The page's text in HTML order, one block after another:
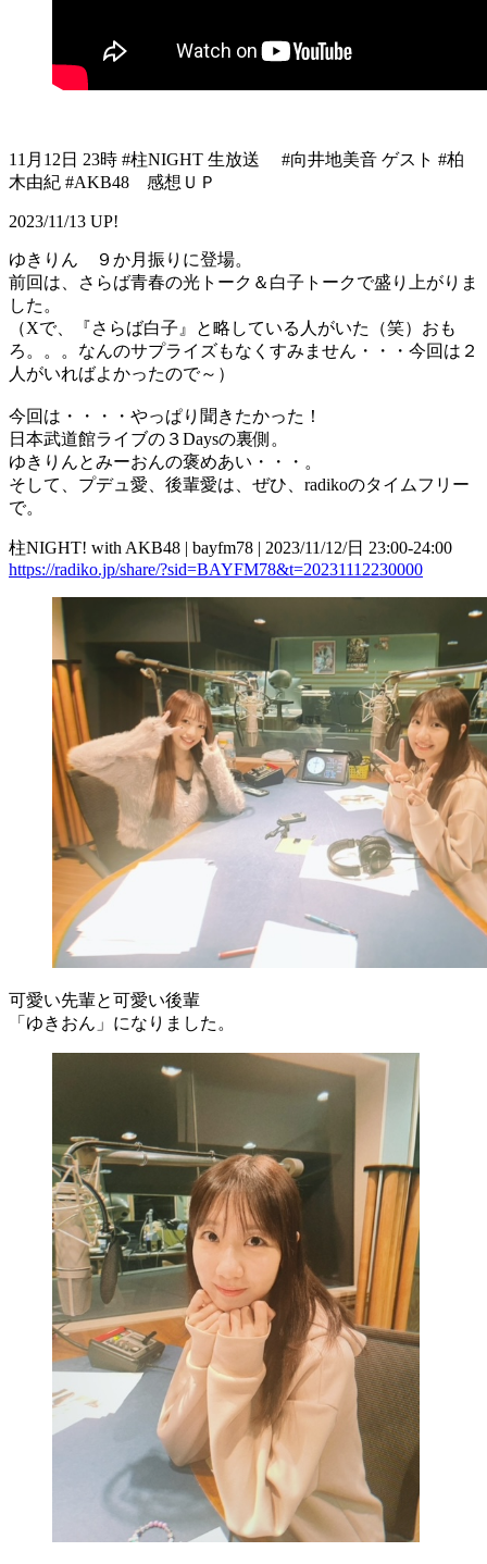
11月12日 23時 #柱NIGHT 生放送 #向井地美音 ゲスト #柏
木由紀 #AKB48 感想ＵＰ
2023/11/13 UP!
ゆきりん ９か月振りに登場。
前回は、さらば青春の光トーク＆白子トークで盛り上がりま
した。
（Xで、『さらば白子』と略している人がいた（笑）おも
ろ。。。なんのサプライズもなくすみません・・・今回は２
人がいればよかったので～）
今回は・・・・やっぱり聞きたかった！
日本武道館ライブの３Daysの裏側。
ゆきりんとみーおんの褒めあい・・・。
そして、プデュ愛、後輩愛は、ぜひ、radikoのタイムフリー
で。
柱NIGHT! with AKB48 | bayfm78 | 2023/11/12/日 23:00-24:00
https://radiko.jp/share/?sid=BAYFM78&t=20231112230000
可愛い先輩と可愛い後輩
「ゆきおん」になりました。